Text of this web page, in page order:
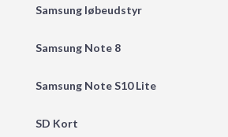
Samsung løbeudstyr
Samsung Note 8
Samsung Note S10 Lite
SD Kort